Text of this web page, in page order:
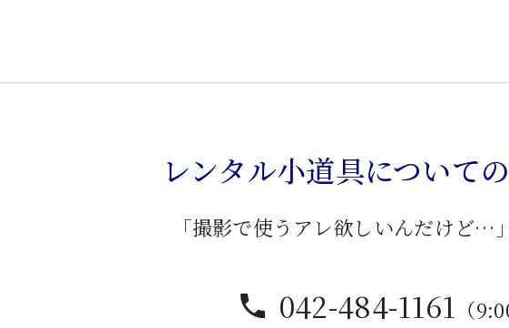
ア
レンタル小道具について
「撮影で使うアレ欲しいんだけど…
042-484-1161 （